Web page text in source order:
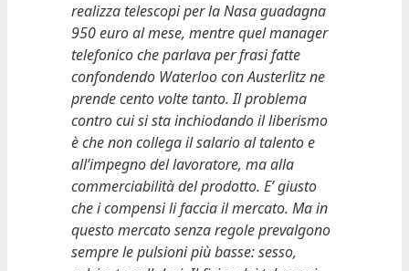
realizza telescopi per la Nasa guadagna
950 euro al mese, mentre quel manager
telefonico che parlava per frasi fatte
confondendo Waterloo con Austerlitz ne
prende cento volte tanto. Il problema
contro cui si sta inchiodando il liberismo
è che non collega il salario al talento e
all’impegno del lavoratore, ma alla
commerciabilità del prodotto. E’ giusto
che i compensi li faccia il mercato. Ma in
questo mercato senza regole prevalgono
sempre le pulsioni più basse: sesso,